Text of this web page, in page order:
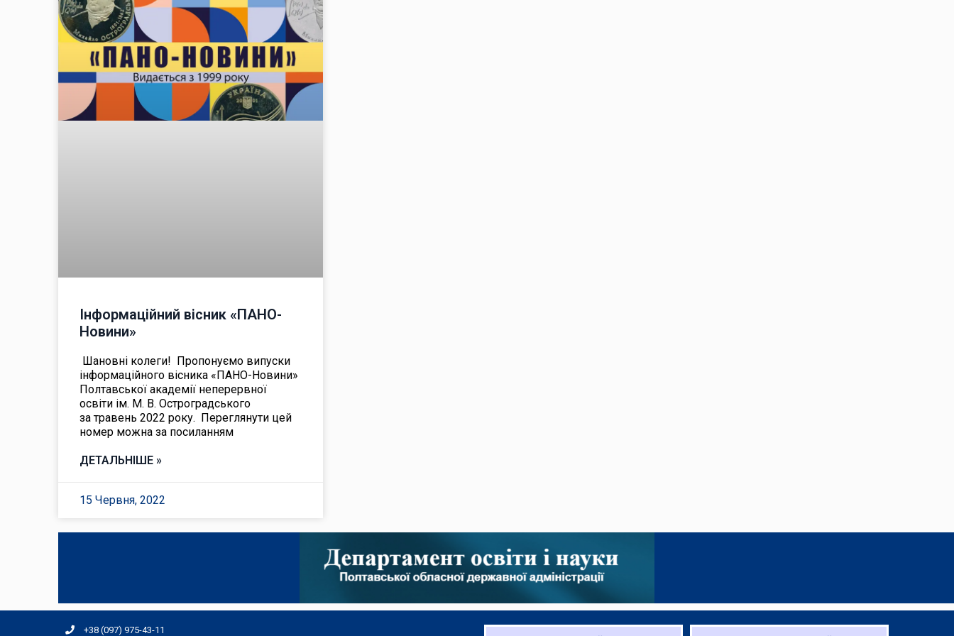
Інформаційний вісник «ПАНО-
Новини»
Шановні колеги! Пропонуємо випуски
інформаційного вісника «ПАНО-Новини»
Полтавської академії неперервної
освіти ім. М. В. Остроградського
за травень 2022 року. Переглянути цей
номер можна за посиланням
ДЕТАЛЬНІШЕ »
15 Червня, 2022
+38 (097) 975-43-11